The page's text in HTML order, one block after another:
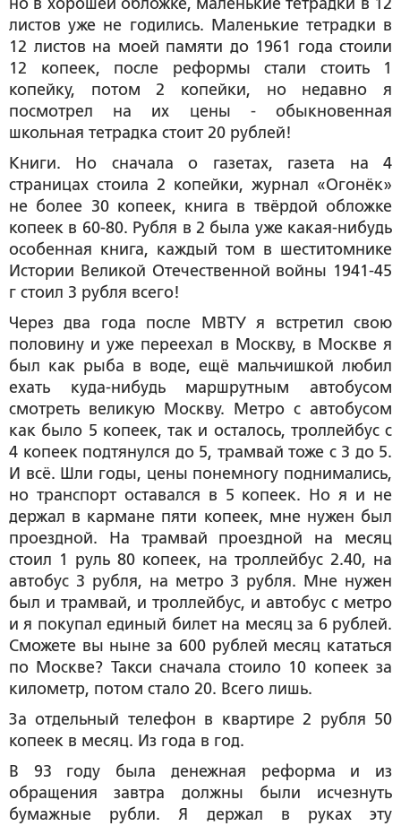
но в хорошей обложке, маленькие тетрадки в 12
листов уже не годились. Маленькие тетрадки в
12 листов на моей памяти до 1961 года стоили
12 копеек, после реформы стали стоить 1
копейку, потом 2 копейки, но недавно я
посмотрел на их цены - обыкновенная
школьная тетрадка стоит 20 рублей!
Книги. Но сначала о газетах, газета на 4
страницах стоила 2 копейки, журнал «Огонёк»
не более 30 копеек, книга в твёрдой обложке
копеек в 60-80. Рубля в 2 была уже какая-нибудь
особенная книга, каждый том в шеститомнике
Истории Великой Отечественной войны 1941-45
г стоил 3 рубля всего!
Через два года после МВТУ я встретил свою
половину и уже переехал в Москву, в Москве я
был как рыба в воде, ещё мальчишкой любил
ехать куда-нибудь маршрутным автобусом
смотреть великую Москву. Метро с автобусом
как было 5 копеек, так и осталось, троллейбус с
4 копеек подтянулся до 5, трамвай тоже с 3 до 5.
И всё. Шли годы, цены понемногу поднимались,
но транспорт оставался в 5 копеек. Но я и не
держал в кармане пяти копеек, мне нужен был
проездной. На трамвай проездной на месяц
стоил 1 руль 80 копеек, на троллейбус 2.40, на
автобус 3 рубля, на метро 3 рубля. Мне нужен
был и трамвай, и троллейбус, и автобус с метро
и я покупал единый билет на месяц за 6 рублей.
Сможете вы ныне за 600 рублей месяц кататься
по Москве? Такси сначала стоило 10 копеек за
километр, потом стало 20. Всего лишь.
За отдельный телефон в квартире 2 рубля 50
копеек в месяц. Из года в год.
В 93 году была денежная реформа и из
обращения завтра должны были исчезнуть
бумажные рубли. Я держал в руках эту